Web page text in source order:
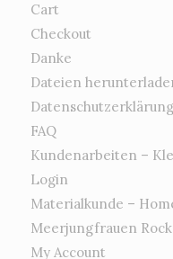
Cart
Checkout
Danke
Dateien
Datenschutzerklärung
FAQ
Kundenarbeiten –
Login
Materialkunde –
Meerjungfrauen Rock
My Account